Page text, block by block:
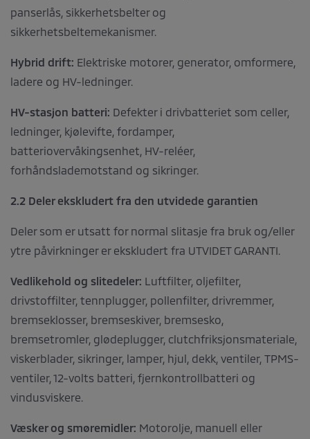
panserlås, sikkerhetsbelter og
sikkerhetsbeltemekanismer.
Hybrid drift: Elektriske motorer, generator, omformere,
ladere og HV-ledninger.
HV-stasjon batteri: Defekter i drivbatteriet som celler,
ledninger, kjølevifte, fordamper,
batteriovervåkingsenhet, HV-reléer,
forhåndslademotstand og sikringer.
2.2 Deler ekskludert fra den utvidede garantien
Deler som er utsatt for normal slitasje fra bruk og/eller
ytre påvirkninger er ekskludert fra UTVIDET GARANTI.
Vedlikehold og slitedeler: Luftfilter, oljefilter,
drivstoffilter, tennplugger, pollenfilter, drivremmer,
bremseklosser, bremseskiver, bremsesko,
bremsetromler, glødeplugger, clutchfriksjonsmateriale,
viskerblader, sikringer, lamper, hjul, dekk, ventiler, TPMS-
ventiler, 12-volts batteri, fjernkontrollbatteri og
vindusviskere.
Væsker og smøremidler: Motorolje, manuell eller